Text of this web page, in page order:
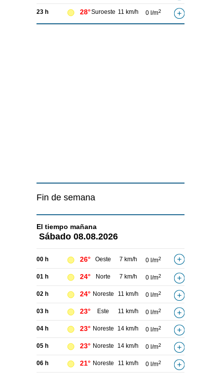
23 h 28°Suroeste 11 km/h 0 l/m2
Fin de semana
El tiempo mañana
Sábado 08.08.2026
00 h 26° Oeste 7 km/h 0 l/m2
01 h 24° Norte 7 km/h 0 l/m2
02 h 24° Noreste 11 km/h 0 l/m2
03 h 23° Este 11 km/h 0 l/m2
04 h 23° Noreste 14 km/h 0 l/m2
05 h 23° Noreste 14 km/h 0 l/m2
06 h 21° Noreste 11 km/h 0 l/m2